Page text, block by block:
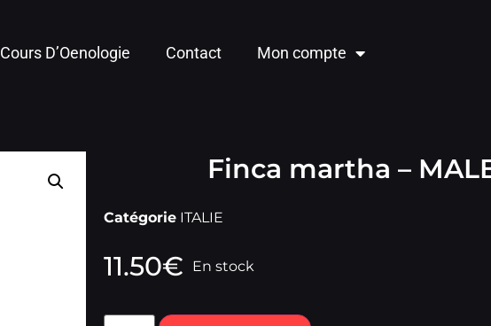
Cours D’Oenologie Contact Mon compte
Finca martha –
Catégorie ITALIE
11.50€ En stock